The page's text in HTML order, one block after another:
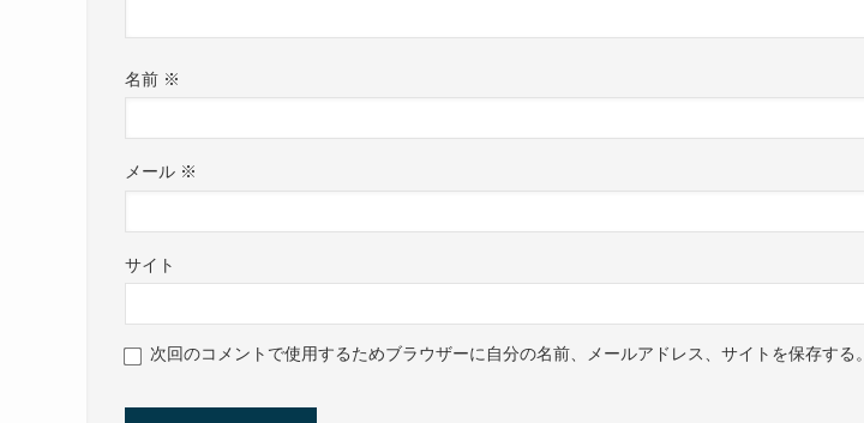
名前 ※
メール ※
サイト
次回のコメントで使用するためブラウザーに自分の名前、メールアドレス、サイトを保存する。